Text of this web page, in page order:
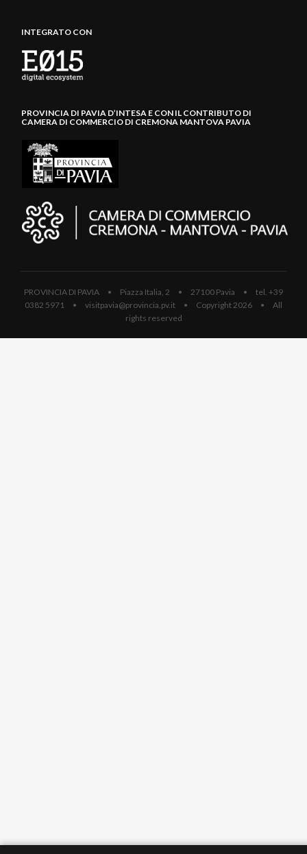
INTEGRATO CON
PROVINCIA DI PAVIA D’INTESA E CON IL CONTRIBUTO DI
CAMERA DI COMMERCIO DI CREMONA MANTOVA PAVIA
PROVINCIA DI PAVIA • Piazza Italia, 2 • 27100 Pavia • tel. +39
0382 5971 • visitpavia@provincia.pv.it • Copyright 2026 • All
rights reserved